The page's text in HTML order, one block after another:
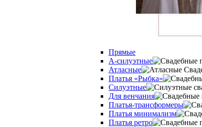
Прямые
А-силуэтные
Атласные
Платья «Рыбка»
Силуэтные
Для венчания
Платья-трансформеры
Платья минимализм
Платья ретро